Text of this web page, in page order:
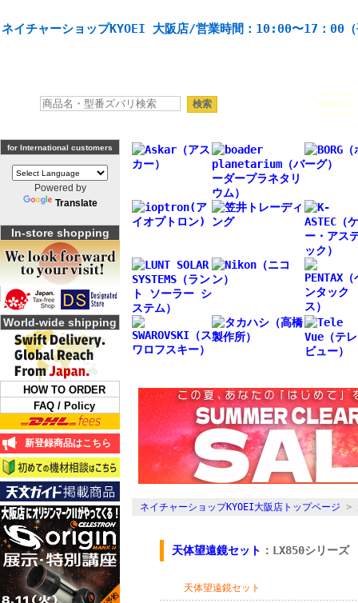
ネイチャーショップKYOEI 大阪店/営業時間：10:00〜17：00（
Seestar
for International customers
Powered by
Translate
In-store shopping
World-wide shipping
HOW TO ORDER
FAQ / Policy
新登録商品はこちら
ネイチャーショップKYOEI大阪店トップページ >
天体望遠鏡セット ：LX850シリーズ
天体望遠鏡セット